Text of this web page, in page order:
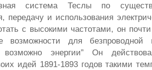
система Теслы по
передачу и использования
с высокими частотами, он
для безпроводной
энергии” Он
идей 1891-1893 годов такими